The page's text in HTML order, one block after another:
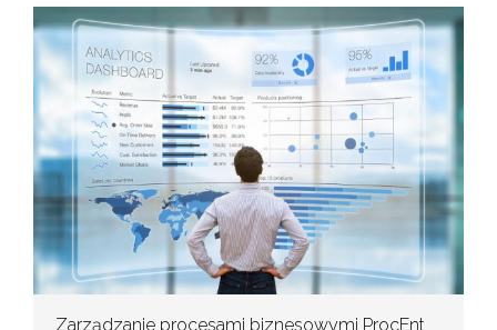
Zarządzanie procesami biznesowymi ProcEnt